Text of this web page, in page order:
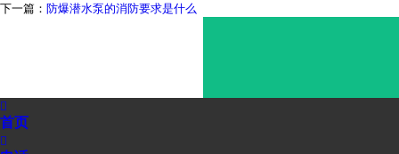
下一篇： 防爆潜水泵的消防要求是什么

首页
